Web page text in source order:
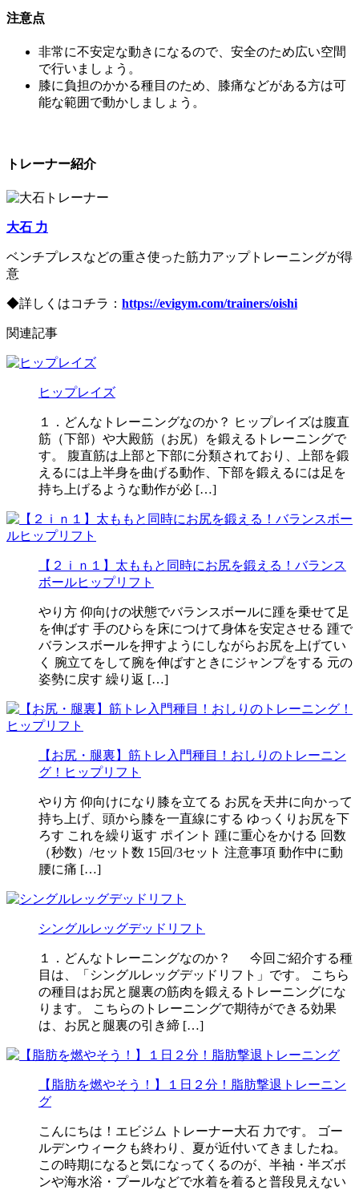
注意点
非常に不安定な動きになるので、安全のため広い空間
で行いましょう。
膝に負担のかかる種目のため、膝痛などがある方は可
能な範囲で動かしましょう。
トレーナー紹介
大石 力
ベンチプレスなどの重さ使った筋力アップトレーニングが得
意
◆詳しくはコチラ： https://evigym.com/trainers/oishi
関連記事
ヒップレイズ
１．どんなトレーニングなのか？ ヒップレイズは腹直
筋（下部）や大殿筋（お尻）を鍛えるトレーニングで
す。 腹直筋は上部と下部に分類されており、上部を鍛
えるには上半身を曲げる動作、下部を鍛えるには足を
持ち上げるような動作が必 […]
【２ｉｎ１】太ももと同時にお尻を鍛える！バランス
ボールヒップリフト
やり方 仰向けの状態でバランスボールに踵を乗せて足
を伸ばす 手のひらを床につけて身体を安定させる 踵で
バランスボールを押すようにしながらお尻を上げてい
く 腕立てをして腕を伸ばすときにジャンプをする 元の
姿勢に戻す 繰り返 […]
【お尻・腿裏】筋トレ入門種目！おしりのトレーニン
グ！ヒップリフト
やり方 仰向けになり膝を立てる お尻を天井に向かって
持ち上げ、頭から膝を一直線にする ゆっくりお尻を下
ろす これを繰り返す ポイント 踵に重心をかける 回数
（秒数）/セット数 15回/3セット 注意事項 動作中に動
腰に痛 […]
シングルレッグデッドリフト
１．どんなトレーニングなのか？ 今回ご紹介する種
目は、「シングルレッグデッドリフト」です。 こちら
の種目はお尻と腿裏の筋肉を鍛えるトレーニングにな
ります。 こちらのトレーニングで期待ができる効果
は、お尻と腿裏の引き締 […]
【脂肪を燃やそう！】１日２分！脂肪撃退トレーニン
グ
こんにちは！エビジム トレーナー大石 力です。 ゴー
ルデンウィークも終わり、夏が近付いてきましたね。
この時期になると気になってくるのが、半袖・半ズボ
ンや海水浴・プールなどで水着を着ると普段見えない